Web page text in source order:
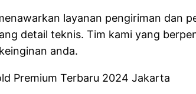
layanan pengiriman dan
detail teknis. Tim kami yang
anda.